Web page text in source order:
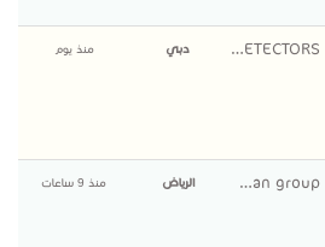
BR DETECTORS دبي منذ يوم
german group الرياض منذ 9 ساعات